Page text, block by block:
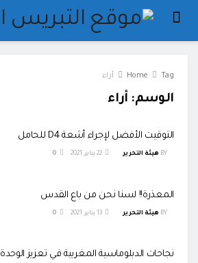
Home Tag أراء
الوسم: أراء
التوقيت الأفضل لإجراء أشعة D4 للحامل
BY هيئة التحرير
المعذرة!! لسنا نحن من باع القدس
BY هيئة التحرير
نجاحات الدبلوماسية المغربية في تعزيز الوحدة